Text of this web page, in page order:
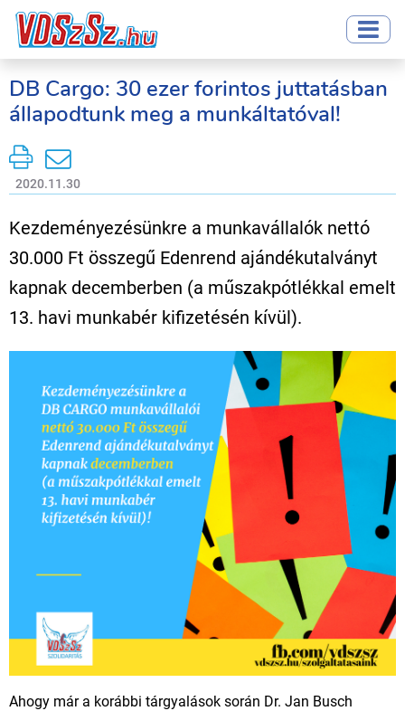
DB Cargo: 30 ezer forintos juttatásban
állapodtunk meg a munkáltatóval!
2020.11.30
Kezdeményezésünkre a munkavállalók nettó
30.000 Ft összegű Edenrend ajándékutalványt
kapnak decemberben (a műszakpótlékkal emelt
13. havi munkabér kifizetésén kívül).
Ahogy már a korábbi tárgyalások során Dr. Jan Busch